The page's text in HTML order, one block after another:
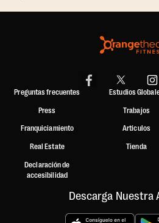
Preguntas frecuentes
Press
Franquiciamiento
Real Estate
Declaración de
accesibilidad
Estudios
Trabajos
Artículos
Tienda
Descarga Nuestra